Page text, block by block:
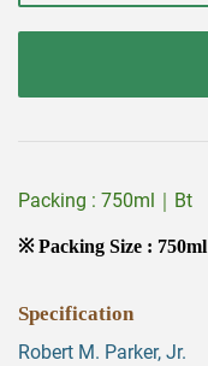
Packing : 750ml｜Bt
※ Packing Size :
Specification
Robert M. Parker, Jr.